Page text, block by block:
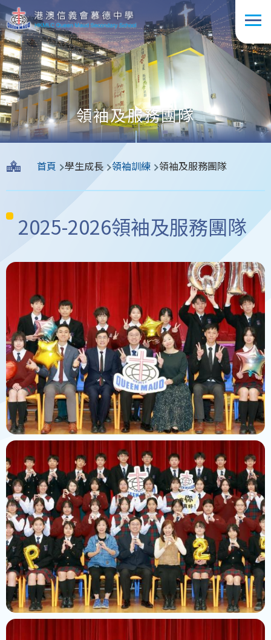
移至主內容
領袖及服務團隊
航
連
結
首頁 學生成長 領袖訓練 領袖及服務團隊
2025-2026領袖及服務團隊